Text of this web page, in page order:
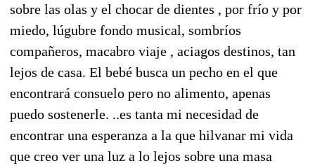
sobre las olas y el chocar de dientes , por frío y por
miedo, lúgubre fondo musical, sombríos
compañeros, macabro viaje , aciagos destinos, tan
lejos de casa. El bebé busca un pecho en el que
encontrará consuelo pero no alimento, apenas
puedo sostenerle. ..es tanta mi necesidad de
encontrar una esperanza a la que hilvanar mi vida
que creo ver una luz a lo lejos sobre una masa